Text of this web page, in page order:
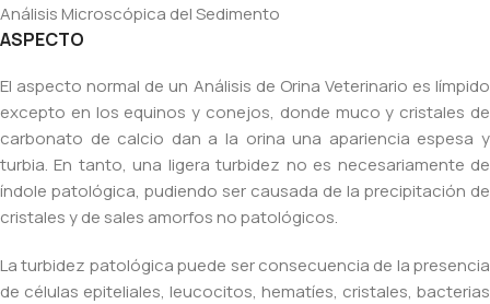
Análisis Microscópica del Sedimento
ASPECTO
El aspecto normal de un Análisis de Orina Veterinario es límpido
excepto en los equinos y conejos, donde muco y cristales de
carbonato de calcio dan a la orina una apariencia espesa y
turbia. En tanto, una ligera turbidez no es necesariamente de
índole patológica, pudiendo ser causada de la precipitación de
cristales y de sales amorfos no patológicos.
La turbidez patológica puede ser consecuencia de la presencia
de células epiteliales, leucocitos, hematíes, cristales, bacterias